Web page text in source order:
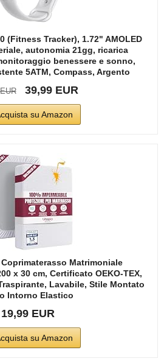
(Fitness Tracker), 1.72" AMOLED
autonomia 21gg, ricarica
benessere e sonno,
5ATM, Compass, Argento
39,99 EUR
su Amazon
Matrimoniale
x 30 cm, Certificato OEKO-TEX,
Lavabile, Stile Montato
Intorno Elastico
19,99 EUR
su Amazon